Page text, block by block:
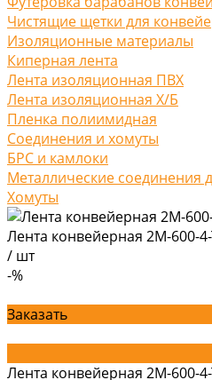
Чистящие щетки для
Изоляционные материалы
Киперная лента
Лента изоляционная ПВХ
Лента изоляционная Х/Б
Пленка полиимидная
Соединения и хомуты
БРС и камлоки
Металлические соединения
Хомуты
Лента конвейерная 2М-600-
/ шт
-%
Заказать
Лента конвейерная 2М-600-